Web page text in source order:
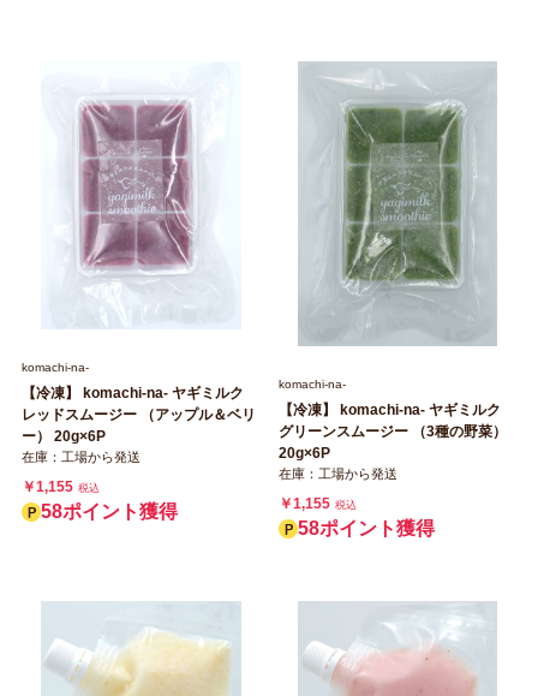
komachi‐na‐
【冷凍】 komachi‐na‐ ヤギミルク
レッドスムージー （アップル＆ベリ
ー） 20g×6P
在庫：工場から発送
￥1,155 税込
58ポイント獲得
komachi‐na‐
【冷凍】 komachi‐na‐ ヤギミルク
グリーンスムージー （3種の野菜）
20g×6P
在庫：工場から発送
￥1,155 税込
58ポイント獲得